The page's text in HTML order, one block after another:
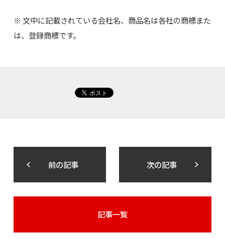
※ 文中に記載されている会社名、商品名は各社の商標また
は、登録商標です。
前の記事 次の記事
記事一覧